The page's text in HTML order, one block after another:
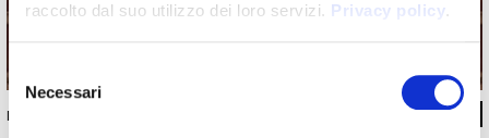
raccolto dal suo utilizzo dei loro servizi. Privacy policy.
Selezione
del
consenso
Necessari
INKSTSN2102